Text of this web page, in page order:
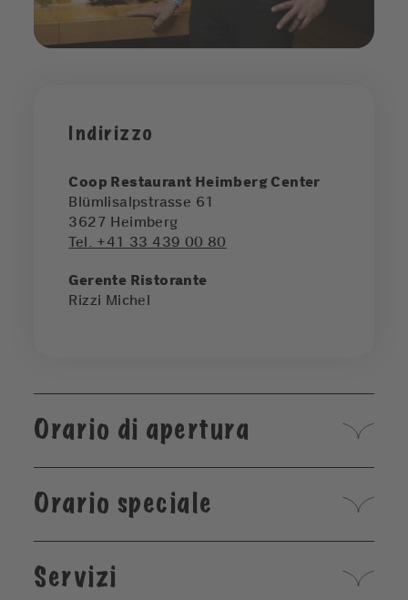
Indirizzo
Coop Restaurant Heimberg Center
Blümlisalpstrasse 61
3627 Heimberg
Tel. +41 33 439 00 80
Gerente Ristorante
Rizzi Michel
Orario di apertura
Orario speciale
Servizi